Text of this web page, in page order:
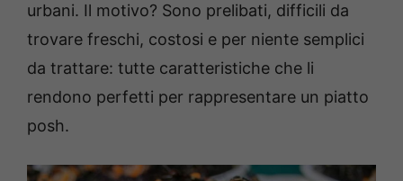
urbani. Il motivo? Sono prelibati, difficili da
trovare freschi, costosi e per niente semplici
da trattare: tutte caratteristiche che li
rendono perfetti per rappresentare un piatto
posh.